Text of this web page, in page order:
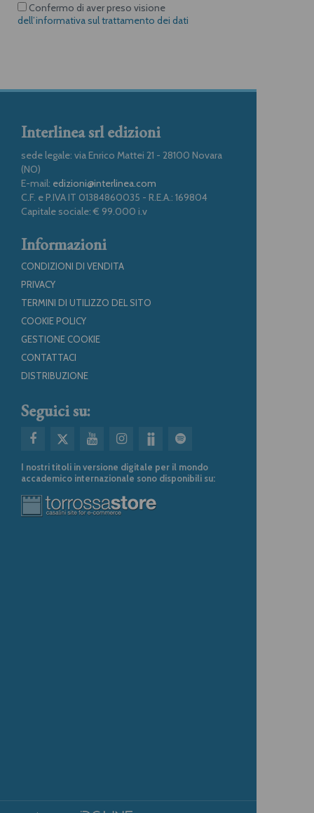
Confermo di aver preso visione
dell’informativa sul trattamento dei dati
Interlinea srl edizioni
sede legale: via Enrico Mattei 21 - 28100 Novara
(NO)
E-mail: edizioni@interlinea.com
C.F. e P.IVA IT 01384860035 - R.E.A.: 169804
Capitale sociale: € 99.000 i.v
Informazioni
CONDIZIONI DI VENDITA
PRIVACY
TERMINI DI UTILIZZO DEL SITO
COOKIE POLICY
GESTIONE COOKIE
CONTATTACI
DISTRIBUZIONE
Seguici su:
I nostri titoli in versione digitale per il mondo
accademico internazionale sono disponibili su: